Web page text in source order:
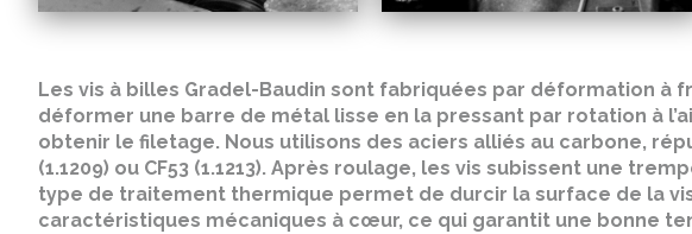
Les vis à billes Gradel-Baudin sont fabriquées par déformation à
déformer une barre de métal lisse en la pressant par rotation à
obtenir le filetage. Nous utilisons des aciers alliés au carbone,
(1.1209) ou CF53 (1.1213). Après roulage, les vis subissent une
type de traitement thermique permet de durcir la surface de la
caractéristiques mécaniques à cœur, ce qui garantit une bonne